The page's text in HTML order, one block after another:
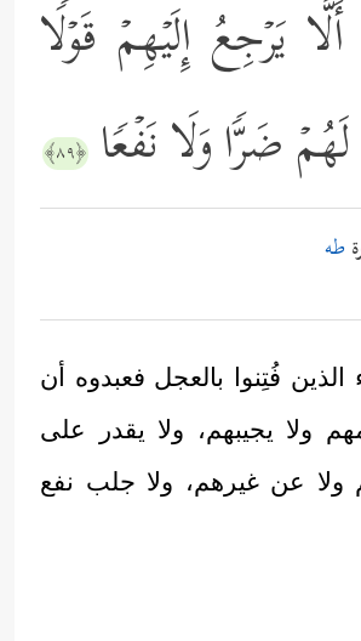
یَرۡجِعُ إِلَیۡهِمۡ قَوۡلࣰا
ضَرࣰّا وَلَا نَفۡعࣰا ﴿٨٩﴾
طه
الذين فُتِنوا بالعجل فعبدوه أن
ولا يجيبهم، ولا يقدر على
عن غيرهم، ولا جلب نفع